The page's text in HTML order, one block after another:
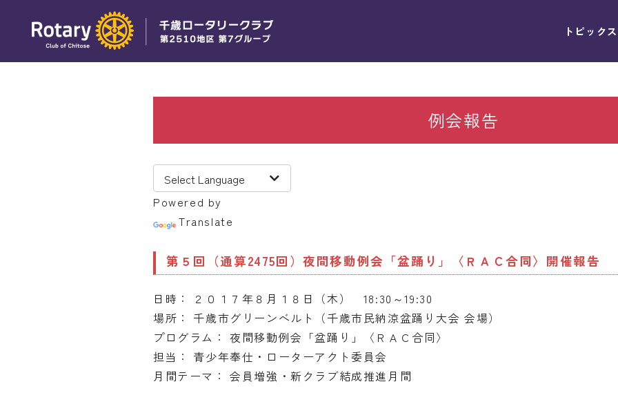
トピックス
例会報告
Powered by
Translate
第５回（通算2475回）夜間移動例会「盆踊り」〈ＲＡＣ合同〉開催報告
日時： ２０１７年８月１８日（木） 18:30～19:30
場所： 千歳市グリーンベルト（千歳市民納涼盆踊り大会 会場）
プログラム： 夜間移動例会「盆踊り」〈ＲＡＣ合同〉
担当： 青少年奉仕・ローターアクト委員会
月間テーマ： 会員増強・新クラブ結成推進月間